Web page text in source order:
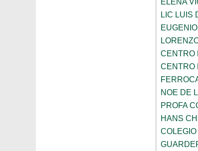
ELENA
LIC LUIS
CENTRO
CENTRO
NOE DE
PROFA
HANS